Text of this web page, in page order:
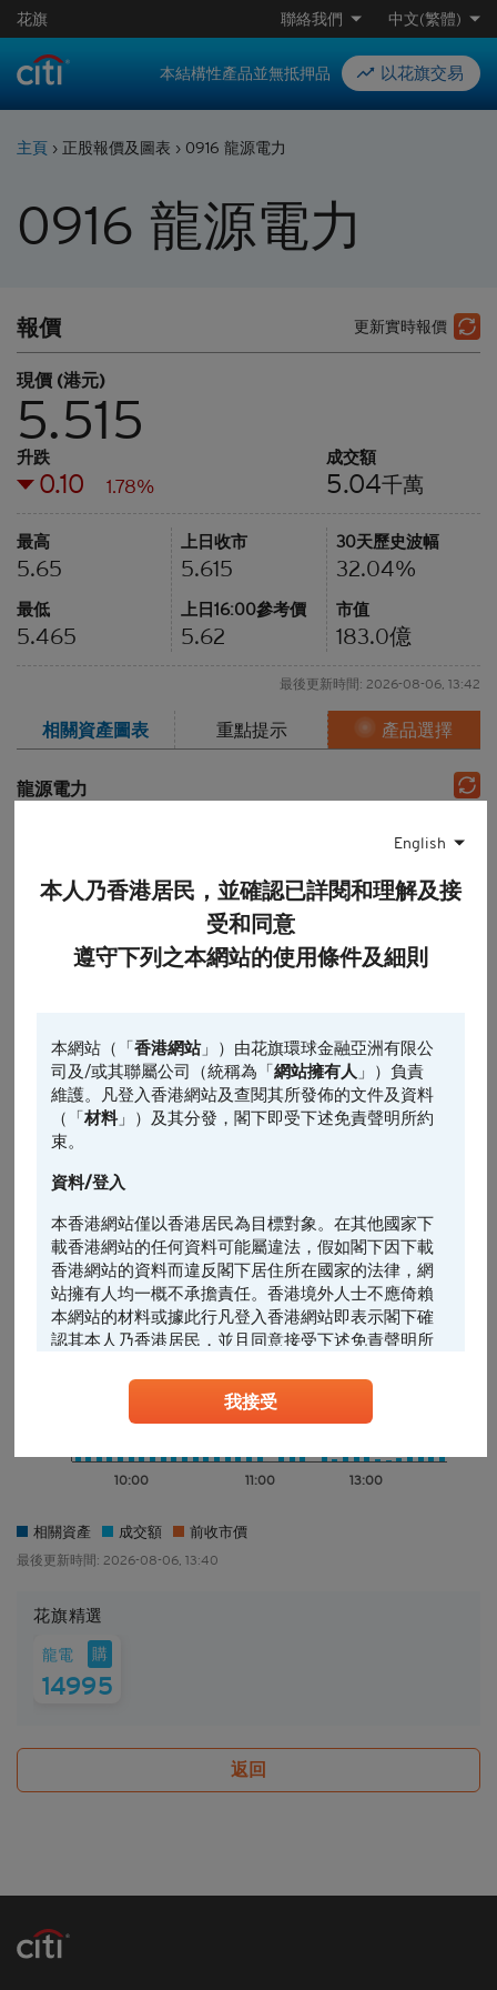
English
本人乃香港居民，並確認已詳閱和理解及接
受和同意
遵守下列之本網站的使用條件及細則
本網站（「香港網站」）由花旗環球金融亞洲有限公
司及/或其聯屬公司（統稱為「網站擁有人 」）負責
維護。凡登入香港網站及查閱其所發佈的文件及資料
（「材料」）及其分發，閣下即受下述免責聲明所約
束。
資料/登入
本香港網站僅以香港居民為目標對象。在其他國家下
載香港網站的任何資料可能屬違法，假如閣下因下載
香港網站的資料而違反閣下居住所在國家的法律，網
站擁有人均一概不承擔責任。香港境外人士不應倚賴
本網站的材料或據此行凡登入香港網站即表示閣下確
認其本人乃香港居民，並且同意接受下述免責聲明所
任何人士登入本香港網站或可能管有其中所載材料，
應當查明及遵照任何適用的限制（包括本文所載
擁有人絕不承擔責任。本香港網站所載的任何資料嚴
的地區複製、分發、傳送、披露或發佈給當地人士，
特別要注意的是，本網站所載的資料不得帶進或傳送
到美國或直接或間接在美國或向任何美籍人士（定義
的法律及法規，本香港網站的內容僅為香港居民而
設， 閣下不應在香港境外登入、瀏覽本香港網站及/
或下載當中任何內容。
成或組成購買、出售、認購或承銷任何材料或本香港
網站所提述或所指的結構性產品（「結構性產品」）
聲明。
我接受
花旗 聯絡我們 中文(繁體)
本結構性產品並無抵押品 以花旗交易
主頁 › 正股報價及圖表 › 0916 龍源電力
0916 龍源電力
更新實時報價
報價
現價 (港元)
5.515
升跌
0.10 1.78%
成交額
5.04千萬
最高
5.65
最低
5.465
上日收市
5.615
上日16:00參考價
5.62
30天歷史波幅
32.04%
市值
183.0億
最後更新時間: 2026-08-06, 13:42
相關資產圖表 重點提示 產品選擇
龍源電力
圖表種類
棒型圖
技術分析
請選擇
輔助圖表
請選擇
龍電成交額(千萬港元)
10:00 11:00 13:00
10:00 11:00 13:00
5.45
5.5
5.55
5.6
前收市價: 5.615
相關資產 成交額 前收市價
最後更新時間: 2026-08-06, 13:40
花旗精選
龍電 購
14995
返回